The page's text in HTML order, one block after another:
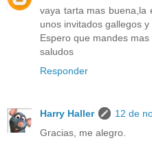
vaya tarta mas buena,la
unos invitados gallegos
Espero que mandes mas
saludos
Responder
Harry Haller
12 de
Gracias, me alegro.